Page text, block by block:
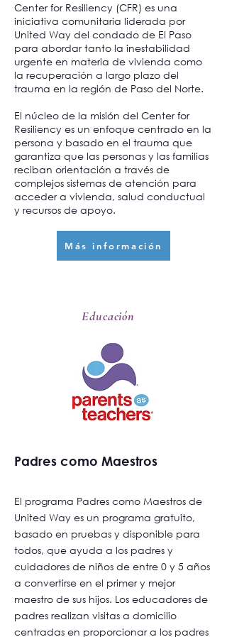
Center for Resiliency (CFR) es una
iniciativa comunitaria liderada por
United Way del condado de El Paso
para abordar tanto la inestabilidad
urgente en materia de vivienda como
la recuperación a largo plazo del
trauma en la región de Paso del Norte.
El núcleo de la misión del Center for
Resiliency es un enfoque centrado en la
persona y basado en el trauma que
garantiza que las personas y las familias
reciban orientación a través de
complejos sistemas de atención para
acceder a vivienda, salud conductual
y recursos de apoyo.
Más información
Educación
Padres como Maestros
El programa Padres como Maestros de
United Way es un programa gratuito,
basado en pruebas y disponible para
todos, que ayuda a los padres y
cuidadores de niños de entre 0 y 5 años
a convertirse en el primer y mejor
maestro de sus hijos. Los educadores de
padres realizan visitas a domicilio
centradas en proporcionar a los padres